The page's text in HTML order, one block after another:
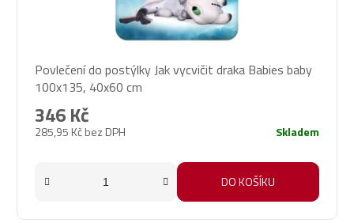
Povlečení do postýlky Jak vycvičit draka Babies baby
100x135, 40x60 cm
285,95 Kč bez DPH
346 Kč
Skladem
DO KOŠÍKU